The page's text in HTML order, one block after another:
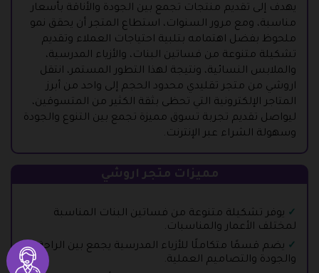
يهدف إلى تقديم منتجات تجمع بين الجودة والأناقة بأسعار
مناسبة، ومع مرور السنوات، استطاع المتجر أن يحقق نمو
ملحوظ بفضل اهتمامه بتلبية احتياجات العملاء وتقديم
تشكيلة متنوعة من فساتين البنات، والأزياء المدرسية،
والملابس النسائية، ونتيجة لهذا التطور المستمر، انتقل
اروشي من متجر تقليدي محدود الحجم إلى واحد من أبرز
المتاجر الإلكترونية التي تحظى بثقة الكثير من المتسوقين،
ليواصل تقديم تجربة تسوق مميزة تجمع بين التنوع والجودة
وسهولة الشراء عبر الإنترنت.
مميزات متجر اروشي
يوفر تشكيلة متنوعة من فساتين البنات المناسبة
لمختلف الأعمار والمناسبات.
يضم قسمًا متكاملًا للأزياء المدرسية يجمع بين الراحة
والجودة والتصاميم العملية.